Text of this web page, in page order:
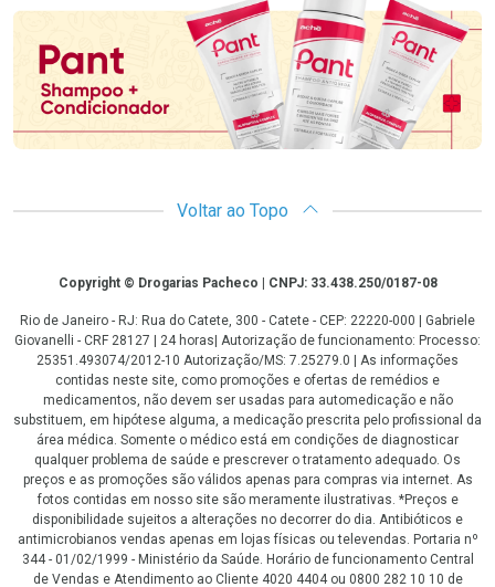
Voltar ao Topo
CopyrightCopyright © Drogarias Pacheco | CNPJ: 33.438.250/0187-08
Rio de Janeiro - RJ: Rua do Catete, 300 - Catete - CEP: 22220-000 | Gabriele
Giovanelli - CRF 28127 | 24 horas| Autorização de funcionamento: Processo:
25351.493074/2012-10 Autorização/MS: 7.25279.0 | As informações
contidas neste site, como promoções e ofertas de remédios e
medicamentos, não devem ser usadas para automedicação e não
substituem, em hipótese alguma, a medicação prescrita pelo profissional da
área médica. Somente o médico está em condições de diagnosticar
qualquer problema de saúde e prescrever o tratamento adequado. Os
preços e as promoções são válidos apenas para compras via internet. As
fotos contidas em nosso site são meramente ilustrativas. *Preços e
disponibilidade sujeitos a alterações no decorrer do dia. Antibióticos e
antimicrobianos vendas apenas em lojas físicas ou televendas. Portaria nº
344 - 01/02/1999 - Ministério da Saúde. Horário de funcionamento Central
de Vendas e Atendimento ao Cliente 4020 4404 ou 0800 282 10 10 de